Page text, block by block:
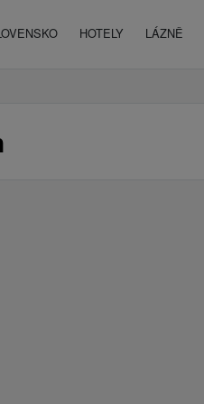
HOTELY LÁZNĚ